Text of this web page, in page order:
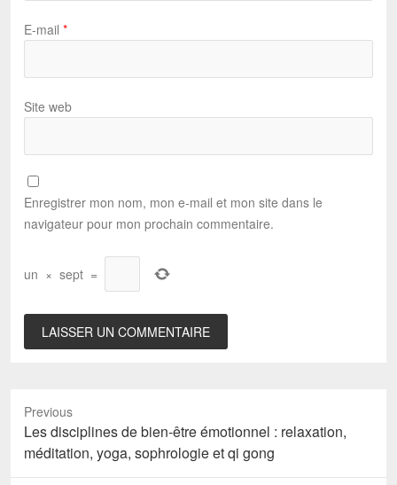
E-mail *
Site web
Enregistrer mon nom, mon e-mail et mon site dans le
navigateur pour mon prochain commentaire.
un × sept =
Previous
Previous
post:
Les disciplines de bien-être émotionnel : relaxation,
méditation, yoga, sophrologie et qi gong